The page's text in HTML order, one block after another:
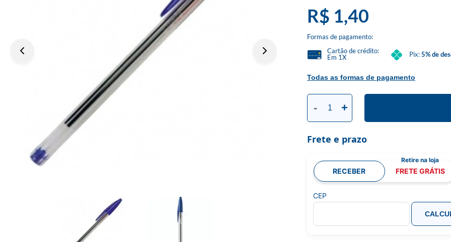
R$ 1,40
Formas de pagamento:
Todas as formas de pagamento
Cartão de crédito:
Em 1X
Pix:5% de
- +
Frete e prazo
RECEBER FRETE GRÁTIS
CEP